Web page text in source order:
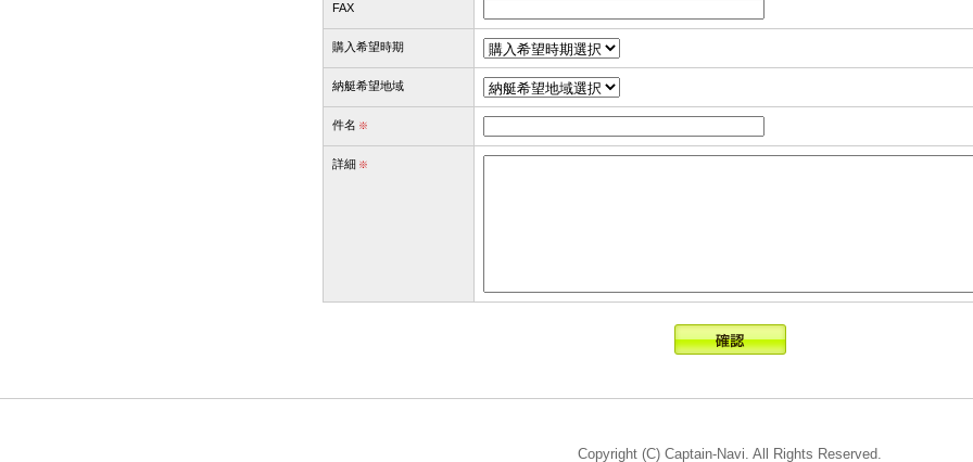
FAX
購入希望時期
納艇希望地域
件名 ※
詳細 ※
Copyright (C) Captain-Navi. All Rights Reserved.